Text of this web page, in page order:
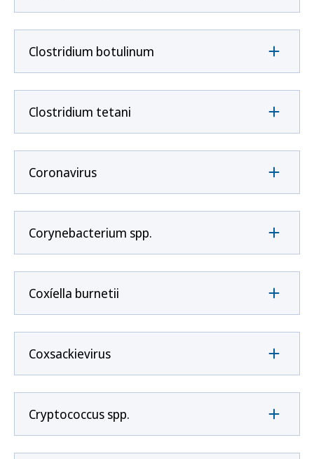
Clostridium botulinum
Clostridium tetani
Coronavirus
Corynebacterium spp.
Coxíella burnetii
Coxsackievirus
Cryptococcus spp.